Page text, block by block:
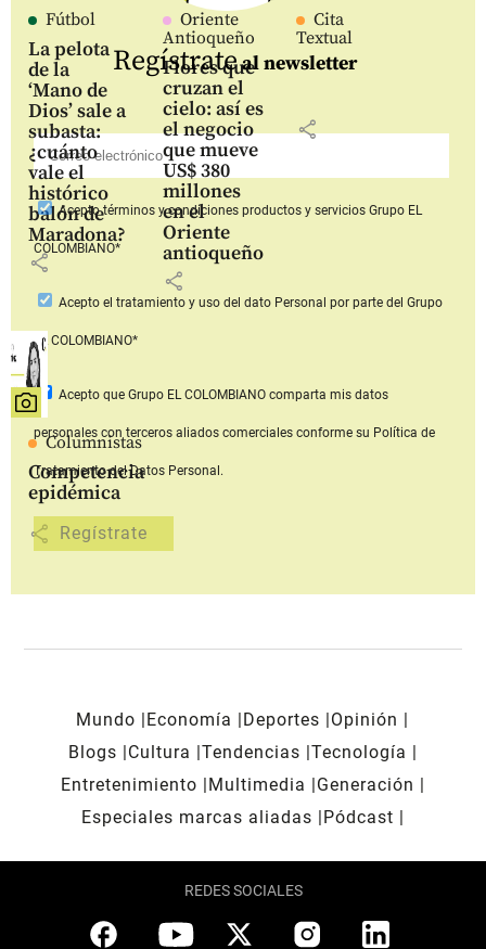
Fútbol
La pelota
de la
‘Mano de
Dios’ sale a
subasta:
¿cuánto
vale el
histórico
balón de
Maradona?
share
Oriente
Antioqueño
Flores que
cruzan el
cielo: así es
el negocio
que mueve
US$ 380
millones
en el
Oriente
antioqueño
share
Cita
Textual
share
Columnistas
Competencia
epidémica
share
Regístrateal newsletter
Aceptotérminos y condiciones productos y serviciosGrupo EL
COLOMBIANO*
Acepto el tratamiento y uso del dato Personal por parte del Grupo
EL COLOMBIANO*
Acepto que Grupo EL COLOMBIANOcomparta mis datos
personales con terceros aliados comerciales conforme su Política de
Tratamiento del Datos Personal.
Mundo Economía Deportes
Opinión
Blogs
Cultura Tendencias Tecnología
Entretenimiento
Multimedia
Generación
Especiales marcas aliadas
Pódcast
REDES SOCIALES